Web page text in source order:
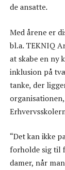
de ansatte.
Med årene er
bl.a. TEKNIQ
at skabe en
inklusion på
tanke, der
“Det kan ikke
forholde sig til
damer, når